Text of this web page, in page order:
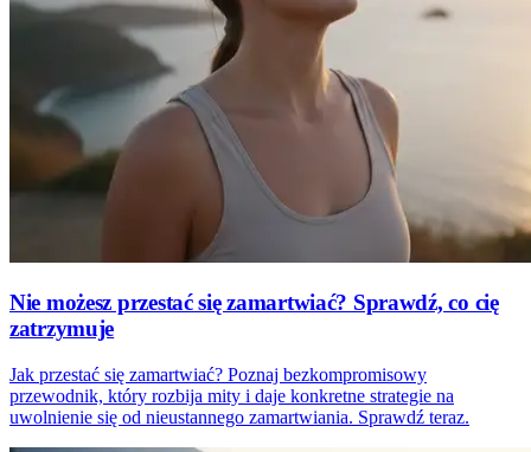
Nie możesz przestać się zamartwiać? Sprawdź, co cię
zatrzymuje
Jak przestać się zamartwiać? Poznaj bezkompromisowy
przewodnik, który rozbija mity i daje konkretne strategie na
uwolnienie się od nieustannego zamartwiania. Sprawdź teraz.